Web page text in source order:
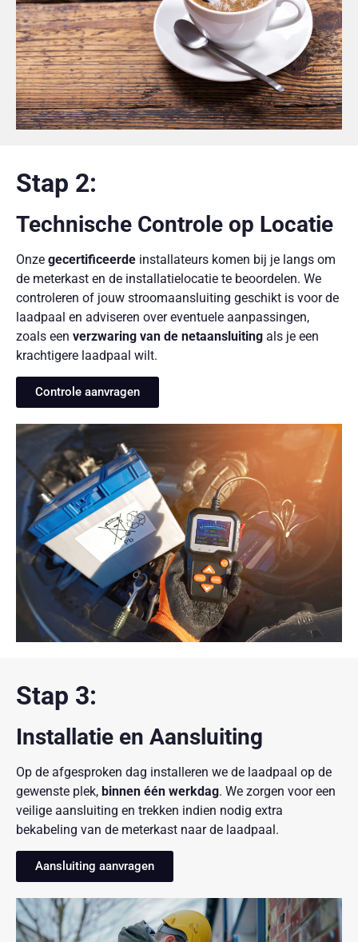
Stap 2:
Technische Controle op Locatie
Onze gecertificeerde installateurs komen bij je langs om
de meterkast en de installatielocatie te beoordelen. We
controleren of jouw stroomaansluiting geschikt is voor de
laadpaal en adviseren over eventuele aanpassingen,
zoals een verzwaring van de netaansluiting als je een
krachtigere laadpaal wilt.
Controle aanvragen
Stap 3:
Installatie en Aansluiting
Op de afgesproken dag installeren we de laadpaal op de
gewenste plek, binnen één werkdag. We zorgen voor een
veilige aansluiting en trekken indien nodig extra
bekabeling van de meterkast naar de laadpaal.
Aansluiting aanvragen